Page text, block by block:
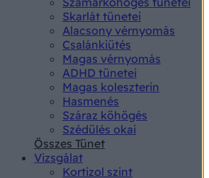
Skarlát tünetei
Alacsony vérnyomás
Csalánkiütés
Magas vérnyomás
ADHD tünetei
Magas koleszterin
Hasmenés
Száraz köhögés
Szédülés okai
Összes Tünet
Vizsgálat
Kortizol szint